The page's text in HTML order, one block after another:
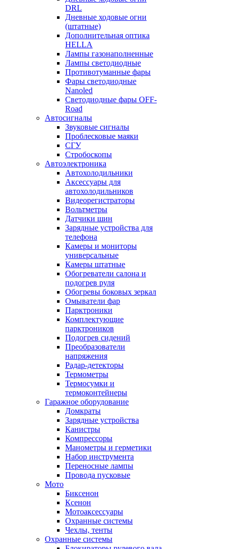
DRL
Дневные ходовые огни
(штатные)
Дополнительная оптика
HELLA
Лампы газонаполненные
Лампы светодиодные
Противотуманные фары
Фары светодиодные
Nanoled
Светодиодные фары OFF-
Road
Автосигналы
Звуковые сигналы
Проблесковые маяки
СГУ
Стробоскопы
Автоэлектроника
Автохолодильники
Аксессуары для
автохолодильников
Видеорегистраторы
Вольтметры
Датчики шин
Зарядные устройства для
телефона
Камеры и мониторы
универсальные
Камеры штатные
Обогреватели салона и
подогрев руля
Обогревы боковых зеркал
Омыватели фар
Парктроники
Комплектующие
парктроников
Подогрев сидений
Преобразователи
напряжения
Радар-детекторы
Термометры
Термосумки и
термоконтейнеры
Гаражное оборудование
Домкраты
Зарядные устройства
Канистры
Компрессоры
Манометры и герметики
Набор инструмента
Переносные лампы
Провода пусковые
Мото
Биксенон
Ксенон
Мотоаксессуары
Охранные системы
Чехлы, тенты
Охранные системы